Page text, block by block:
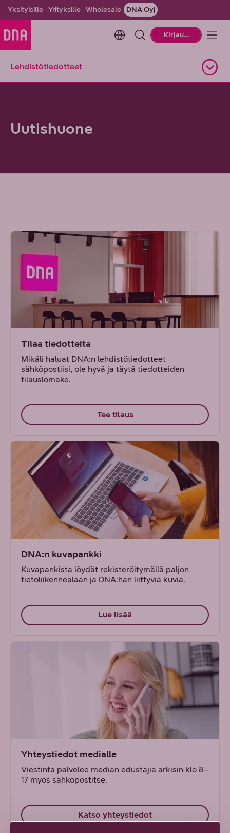
Yksityisille Yrityksille Wholesale DNA Oyj
Change language. Current
Kirjaudu
Lehdistötiedotteet
Uutishuone
Tilaa tiedotteita
Mikäli haluat DNA:n lehdistötiedotteet
sähköpostiisi, ole hyvä ja täytä tiedotteiden
tilauslomake.
Tee tilaus
DNA:n kuvapankki
Kuvapankista löydät rekisteröitymällä paljon
tietoliikennealaan ja DNA:han liittyviä kuvia.
Lue lisää
Yhteystiedot medialle
Viestintä palvelee median edustajia arkisin klo 8–
17 myös sähköpostitse.
Katso yhteystiedot